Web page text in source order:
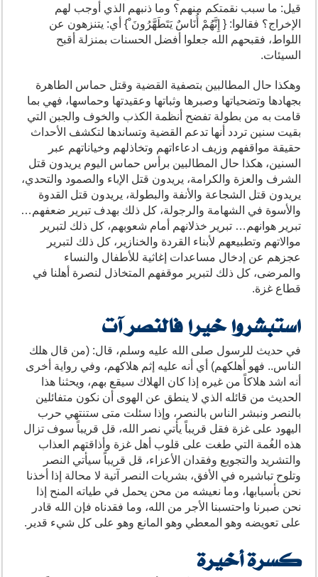
قيل: ما سبب نقمتكم منهم؟ وما ذنبهم الذي أوجب لهم
الإخراج؟ فقالوا: { إِنَّهُمْ أُنَاسٌ يَتَطَهَّرُونَ ْ} أي: يتنزهون عن
اللواط، فقبحهم الله جعلوا أفضل الحسنات بمنزلة أقبح
السيئات.
وهكذا حال المطالبين بتصفية القضية وقتل حماس الطاهرة
بجهادها وتضحياتها وصبرها وثباتها وعقيدتها وحماسها، فهي بما
قامت به من بطولة تفضح أنظمة الكذب والخوف والجبن التي
بقيت سنين تردد أنها تدعم القضية وتساندها لتكشف الأحداث
حقيقة مواقفهم وزيف ادعاءاتهم وتخاذلهم وخياناتهم عبر
السنين، هكذا حال المطالبين برأس حماس اليوم يريدون قتل
الشرف والعزة والكرامة، يريدون قتل الإباء والصمود والتحدي،
يريدون قتل الشجاعة والأنفة والبطولة، يريدون قتل القدوة
والأسوة في الشهامة والرجولة، كل ذلك بهدف تبرير ضعفهم…
تبرير هوانهم… تبرير خذلانهم أمام شعوبهم، كل ذلك لتبرير
موالاتهم وتطبيعهم لأبناء القردة والخنازير، كل ذلك لتبرير
عجزهم عن إدخال مساعدات إغاثية للأطفال والنساء
والمرضى، كل ذلك لتبرير موقفهم المتخاذل لنصرة أهلنا في
قطاع غزة.
استبشروا خيرا فالنصر آت
في حديث للرسول صلى الله عليه وسلم، قال: (من قال هلك
الناس.. فهو أهلكهم) أي أنه عليه إثم هلاكهم، وفي رواية أخرى
أنه اشد هلاكاً من غيره إذا كان الهلاك سيقع بهم، ويحثنا هذا
الحديث من قائله الذي لا ينطق عن الهوى أن نكون متفائلين
بالنصر ونبشر الناس بالنصر، وإذا سئلت متى ستنتهي حرب
اليهود على غزة فقل قريباً يأتي نصر الله، قل قريباً سوف تزال
هذه الغُمة التي طغت على قلوب أهل غزة وأذاقتهم العذاب
والتشريد والتجويع وفقدان الأعزاء، قل قريباً سيأتي النصر
وتلوح تباشيره في الأفق، بشريات النصر آتية لا محالة إذا أخذنا
نحن بأسبابها، وما نعيشه من محن يحمل في طياته المنح إذا
نحن صبرنا واحتسبنا الأجر من الله، وما فقدناه فإن الله قادر
على تعويضه وهو المعطي وهو المانع وهو على كل شيء قدير.
كسرة أخيرة